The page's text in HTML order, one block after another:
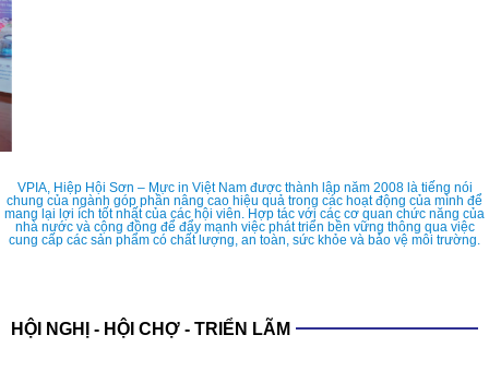
VPIA, Hiệp Hội Sơn – Mực in Việt Nam được thành lập năm 2008 là tiếng nói
chung của ngành góp phần nâng cao hiệu quả trong các hoạt động của mình để
mang lại lợi ích tốt nhất của các hội viên. Hợp tác với các cơ quan chức năng của
nhà nước và cộng đồng để đẩy mạnh việc phát triển bền vững thông qua việc
cung cấp các sản phẩm có chất lượng, an toàn, sức khỏe và bảo vệ môi trường.
HỘI NGHỊ - HỘI CHỢ - TRIỂN LÃM